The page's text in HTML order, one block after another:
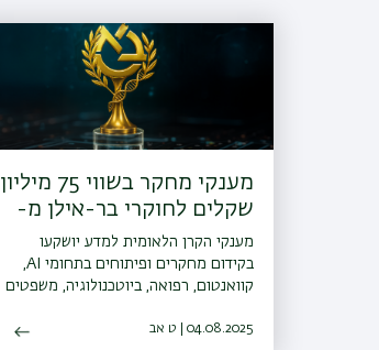
מענקי מחקר בשווי 75 מיליון
שקלים לחוקרי בר-אילן מ-
ISF
מענקי הקרן הלאומית למדע יושקעו
בקידום מחקרים ופיתוחים בתחומי AI,
קוואנטום, רפואה, ביוטכנולוגיה, משפטים
וחוקרים צעירים באוניברסיטה
04.08.2025 | ט אב